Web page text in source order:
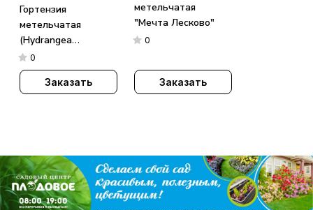
Гортензия
метельчатая
(Hydrangea
paniculata)
«Metallica»
0
Заказать
метельчатая
"Мечта Лесково"
0
Заказать